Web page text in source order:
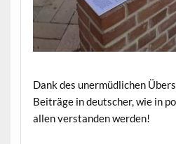
Dank des unermüdlichen
Beiträge in deutscher, wie in
allen verstanden werden!